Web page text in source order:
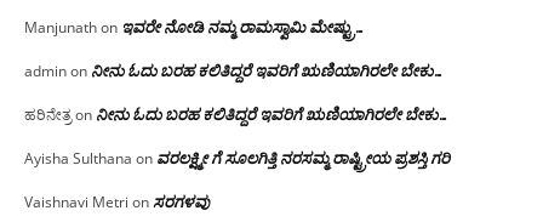
Manjunathon ಇವರೇ‌ ನೋಡಿ‌ ನಮ್ಮ‌ ರಾಮಸ್ವಾಮಿ ಮೇಷ್ಟ್ರು…
adminon ನೀನು ಓದು ಬರಹ ಕಲಿತಿದ್ದರೆ ಇವರಿಗೆ ಋಣಿಯಾಗಿರಲೇ ಬೇಕು…
ಹರಿನೇತ್ರon ನೀನು ಓದು ಬರಹ ಕಲಿತಿದ್ದರೆ ಇವರಿಗೆ ಋಣಿಯಾಗಿರಲೇ ಬೇಕು…
Ayisha Sulthana on ವರಲಕ್ಷ್ಮೀ ಗೆ ಸೂಲಗಿತ್ತಿ ನರಸಮ್ಮ‌ ರಾಷ್ಟ್ರೀಯ ಪ್ರಶಸ್ತಿ ಗರಿ
Vaishnavi Metri onಸರಗಳವು